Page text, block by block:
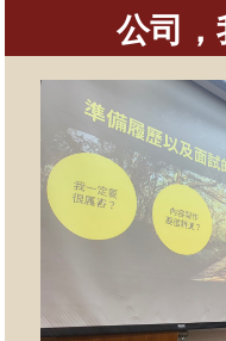
公司，